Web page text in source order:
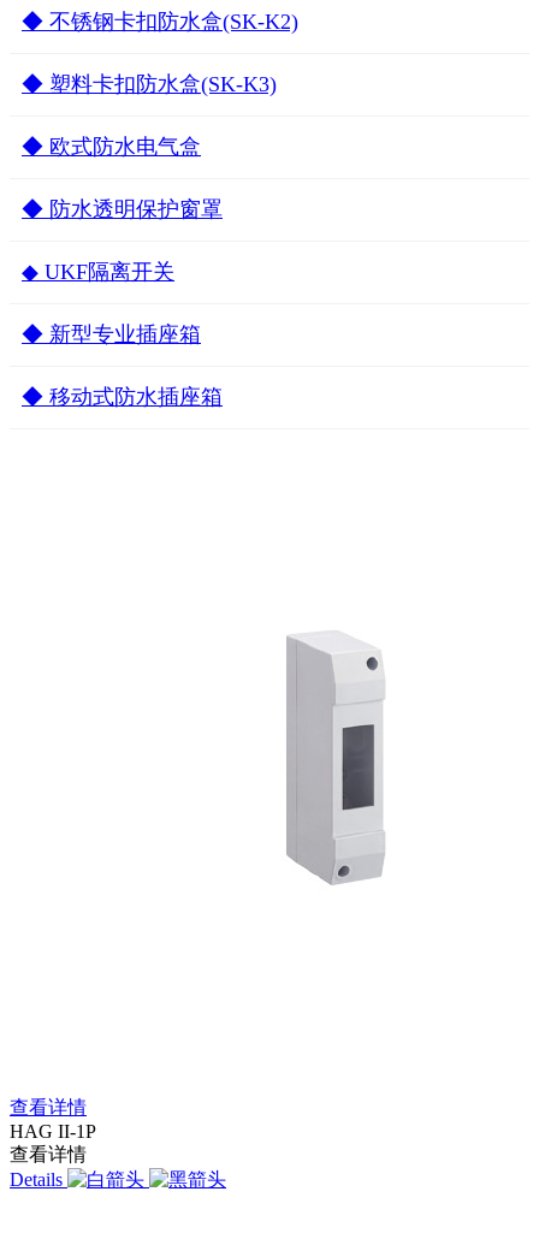
◆ 不锈钢卡扣防水盒(SK-K2)
◆ 塑料卡扣防水盒(SK-K3)
◆ 欧式防水电气盒
◆ 防水透明保护窗罩
◆ UKF隔离开关
◆ 新型专业插座箱
◆ 移动式防水插座箱
查看详情
HAG II-1P
查看详情
Details